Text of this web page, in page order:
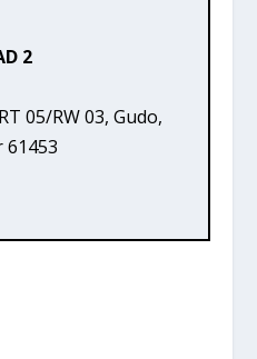
2
05/RW 03, Gudo,
61453